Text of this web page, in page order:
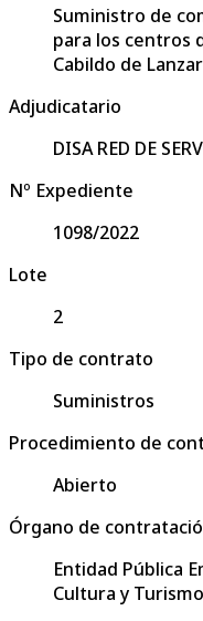
Suministro de
para los centros
Cabildo de
Adjudicatario
DISA RED DE
Nº Expediente
1098/2022
Lote
2
Tipo de contrato
Suministros
Procedimiento de
Abierto
Órgano de
Entidad Pública
Cultura y